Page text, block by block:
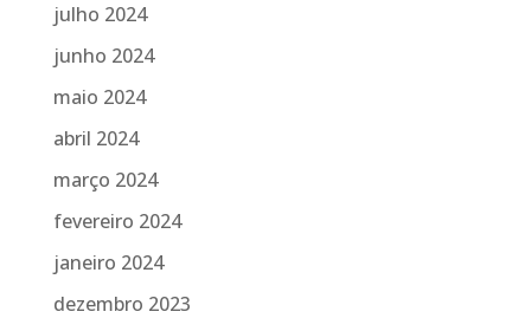
julho 2024
junho 2024
maio 2024
abril 2024
março 2024
fevereiro 2024
janeiro 2024
dezembro 2023